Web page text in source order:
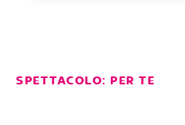
SPETTACOLO: PER TE